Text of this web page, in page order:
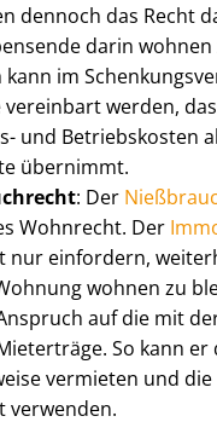
dennoch das Recht
darin wohnen
kann im
werden,
und Betriebskosten
übernimmt.
: Der
Wohnrecht. Der
nur einfordern,
wohnen zu
auf die mit
So kann
vermieten und
verwenden.